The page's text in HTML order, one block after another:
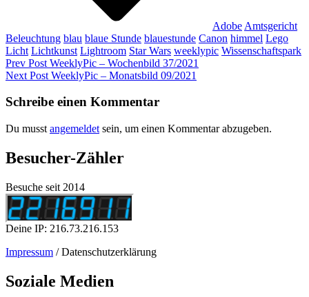
Adobe Amtsgericht
Beleuchtung blau blaue Stunde blauestunde Canon himmel Lego
Licht Lichtkunst Lightroom Star Wars weeklypic Wissenschaftspark
Beitragsnavigation
Previous
Post
Prev Post WeeklyPic – Wochenbild 37/2021
Next
Next Post WeeklyPic – Monatsbild 09/2021
Schreibe einen Kommentar
Du musst angemeldet sein, um einen Kommentar abzugeben.
Besucher-Zähler
Besuche seit 2014
Deine IP: 216.73.216.153
Impressum / Datenschutzerklärung
Soziale Medien